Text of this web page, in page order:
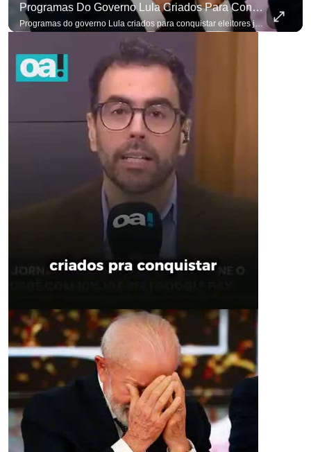
Programas Do Governo Lula Criados Para Conquistar Eleitores Já Não Têm Mais O Mesmo Efeito
Programas do governo Lula criados para conquistar eleitores já não têm o mesmo efeito de campanhas anteriores. #OAntagonista Se você busca informação com credibilidade, inscreva-se agora e ative o